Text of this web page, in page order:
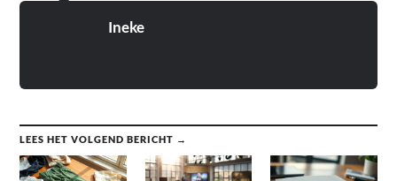
Ineke
LEES HET VOLGEND BERICHT →